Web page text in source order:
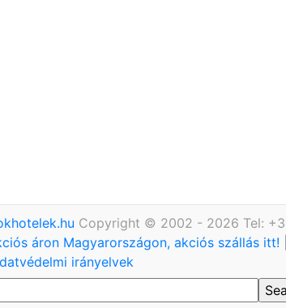
Copyright © 2002 - 2026 Tel:
áron Magyarországon, akciós szállás itt!
irányelvek